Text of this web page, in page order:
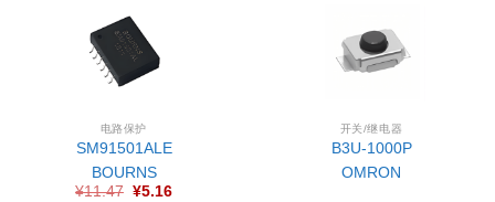
电路保护
SM91501ALE
BOURNS
¥11.47 ¥5.16
开关/继电器
B3U-1000P
OMRON